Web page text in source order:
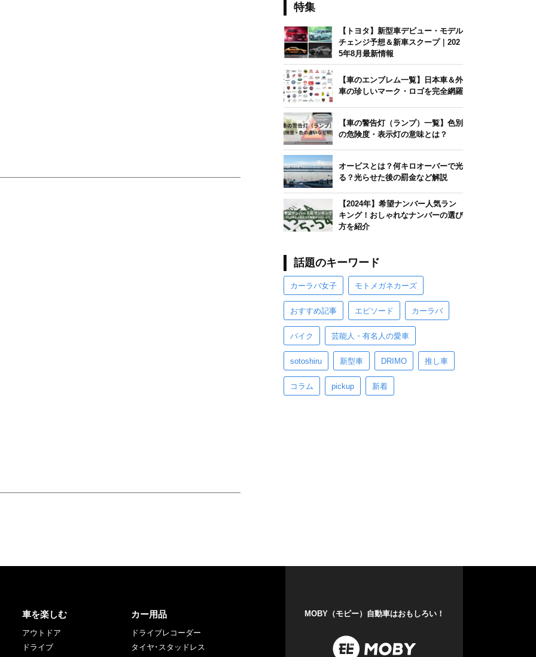
特集
【トヨタ】新型車デビュー・モデル
チェンジ予想＆新車スクープ｜202
5年8月最新情報
【車のエンブレム一覧】日本車＆外
車の珍しいマーク・ロゴを完全網羅
【車の警告灯（ランプ）一覧】色別
の危険度・表示灯の意味とは？
オービスとは？何キロオーバーで光
る？光らせた後の罰金など解説
【2024年】希望ナンバー人気ラン
キング！おしゃれなナンバーの選び
方を紹介
話題のキーワード
カーラバ女子 モトメガネカーズ
おすすめ記事 エピソード カーラバ
バイク 芸能人・有名人の愛車
sotoshiru 新型車 DRIMO 推し車
コラム pickup 新着
車を楽しむ
アウトドア
ドライブ
カー用品
ドライブレコーダー
タイヤ･スタッドレス
MOBY（モビー）自動車はおもしろい！